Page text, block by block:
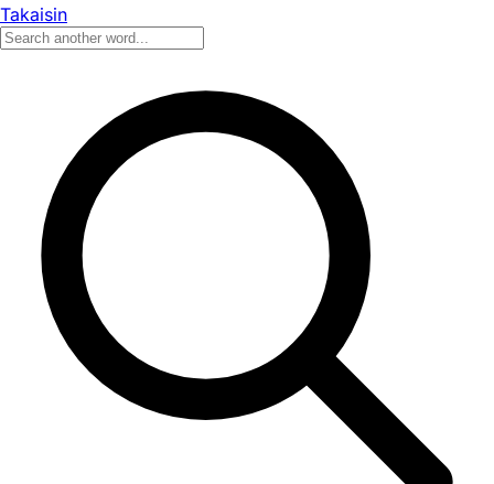
Takaisin